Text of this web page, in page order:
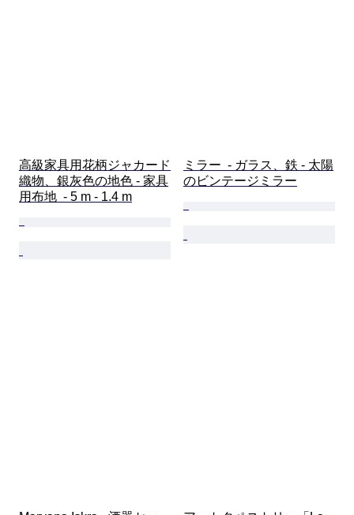
高級家具用花柄ジャカード
織物、銀灰色の地色 - 家具
用布地  - 5 m - 1.4 m
ミラー  - ガラス、鉄 - 太陽
のビンテージミラー